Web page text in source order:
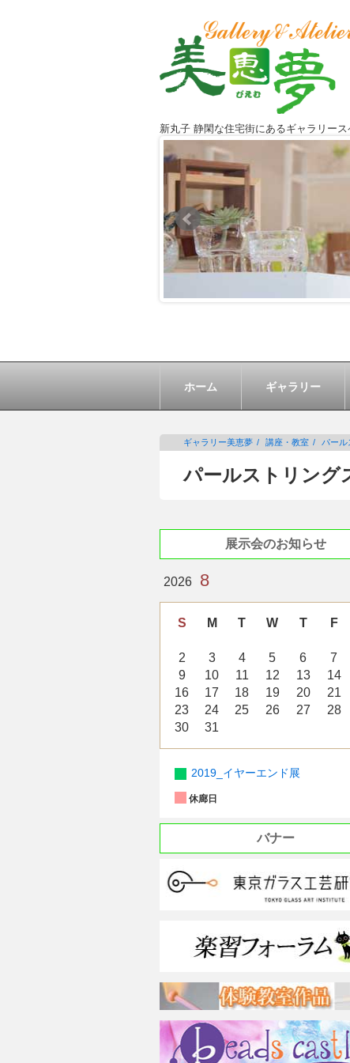
新丸子 静閑な住宅街にあるギャラリース
ホーム ギャラリー
ギャラリー美恵夢 講座・教室 パール
パールストリング
展示会のお知らせ
2026 8
S M T W T F
2
3 4 5 6 7
9
10 11 12 13 14
16
17 18 19 20 21
23
24 25 26 27 28
30
31
2019_イヤーエンド展
休廊日
バナー